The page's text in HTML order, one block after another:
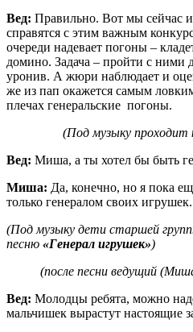
Вед: Правильно. Вот мы сейчас
справятся с этим важным
очереди надевает погоны –
домино. Задача – пройти с
уронив. А жюри наблюдает и
же из пап окажется самым
плечах генеральские погоны.
(Под музыку проходит
Вед: Миша, а ты хотел бы быть
Миша: Да, конечно, но я пока
только генералом своих игрушек.
(Под музыку дети старшей
песню «Генерал игрушек»)
(после песни ведущий
Вед: Молодцы ребята, можно
мальчишек вырастут настоящие